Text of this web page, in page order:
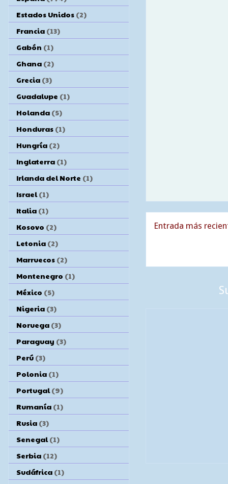
Entrada más
Estados Unidos (2)
Francia (13)
Gabón (1)
Ghana (2)
Grecia (3)
Guadalupe (1)
Holanda (5)
Honduras (1)
Hungría (2)
Inglaterra (1)
Irlanda del Norte (1)
Israel (1)
Italia (1)
Kosovo (2)
Letonia (2)
Marruecos (2)
Montenegro (1)
México (5)
Nigeria (3)
Noruega (3)
Paraguay (3)
Perú (3)
Polonia (1)
Portugal (9)
Rumanía (1)
Rusia (3)
Senegal (1)
Serbia (12)
Sudáfrica (1)